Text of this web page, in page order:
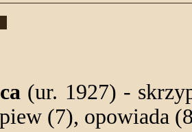
(ur. 1927) -
(7), opowiada